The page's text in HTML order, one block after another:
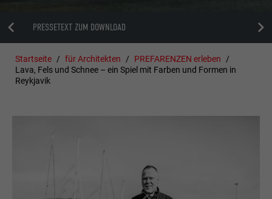
PRESSETEXT ZUM DOWNLOAD
Startseite für Architekten
PREFARENZEN erleben
Lava, Fels und Schnee – ein Spiel mit Farben und Formen in
Reykjavik